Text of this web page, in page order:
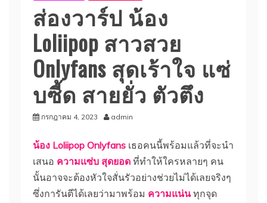
ส่องวาร์ป น้อง
Loliipop สาวสวย
Onlyfans สุดเร้าใจ แซ่
บซี้ด สายยั่ว ตัวตึง
กรกฎาคม 4, 2023 admin
น้อง Loliipop Onlyfans เธอคนนี้พร้อมแล้วที่จะนำ
เสนอ ความแซ่บ สุดยอด ที่ทำให้ใครหลายๆ คน
นั้นอาจจะต้องหัวใจสั่นรัวอย่างช่วยไม่ได้เลยจริงๆ
ซึ่งการันตีได้เลยว่ามาพร้อม ความแน่นทุกจุด